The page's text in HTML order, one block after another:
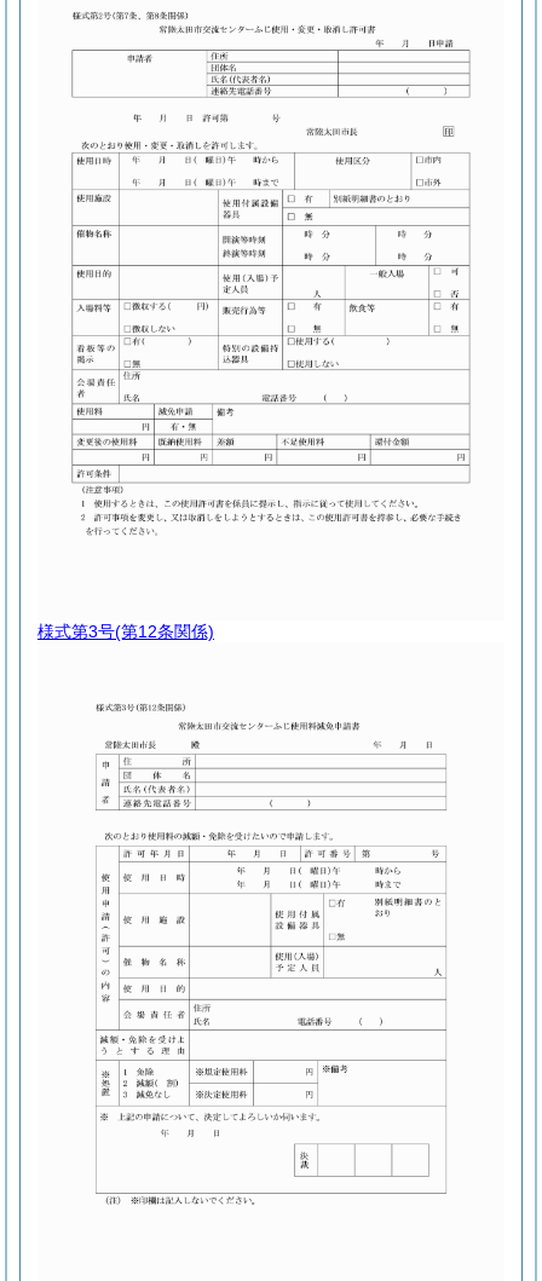
様式第3号(第12条関係)